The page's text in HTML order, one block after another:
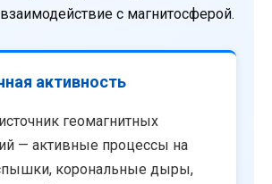
с магнитосферой.
активность
геомагнитных
— активные процессы на
корональные дыры,